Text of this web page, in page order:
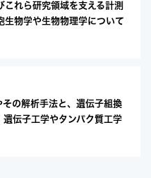
れら研究領域を支える計測
生物学や生物物理学について
その解析手法と、遺伝子組換
遺伝子工学やタンパク質工学